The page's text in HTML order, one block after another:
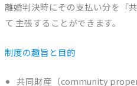
離婚判決時にその支払い分を「
て 主張することができます。
制度の趣旨と目的
共同財産（community